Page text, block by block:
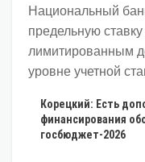
Национальный
предельную
лимитированным
уровне учетной
Корецкий: Есть
финансирования
госбюджет-2026